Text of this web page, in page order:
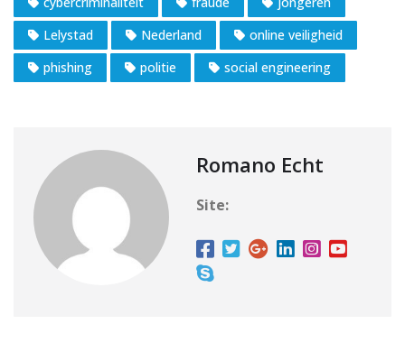
Lelystad
Nederland
online veiligheid
phishing
politie social engineering
Romano Echt
Site: